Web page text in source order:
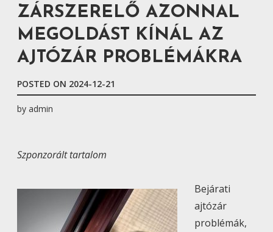
ZÁRSZERELŐ AZONNAL
MEGOLDÁST KÍNÁL AZ
AJTÓZÁR PROBLÉMÁKRA
POSTED ON 2024-12-21
by admin
Szponzorált tartalom
Bejárati
ajtózár
problémák,